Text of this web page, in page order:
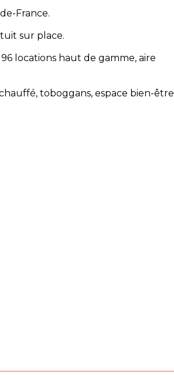
France.
sur place.
locations haut de gamme, aire
toboggans, espace bien-être